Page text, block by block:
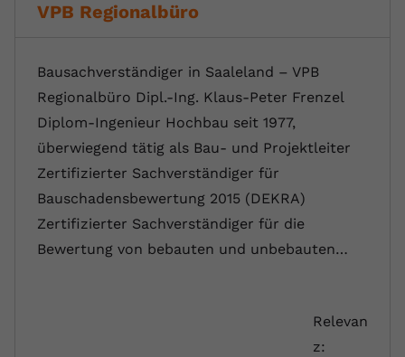
VPB Regionalbüro
Bausachverständiger in Saaleland – VPB
Regionalbüro Dipl.-Ing. Klaus-Peter Frenzel
Diplom-Ingenieur Hochbau seit 1977,
überwiegend tätig als Bau- und Projektleiter
Zertifizierter Sachverständiger für
Bauschadensbewertung 2015 (DEKRA)
Zertifizierter Sachverständiger für die
Bewertung von bebauten und unbebauten…
Relevan
z: